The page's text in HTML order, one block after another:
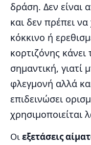
δράση. Δεν είναι
και δεν πρέπει να
κόκκινο ή
κορτιζόνης κάνει
σημαντική, γιατί
φλεγμονή αλλά
επιδεινώσει
χρησιμοποιείται
Οιεξετάσεις